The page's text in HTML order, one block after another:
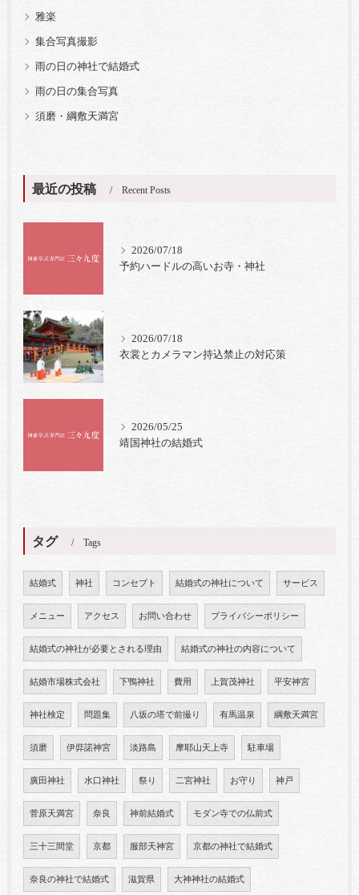
雅楽
集合写真撮影
雨の日の神社で結婚式
雨の日の集合写真
須磨・綱敷天満宮
最近の投稿 Recent Posts
2026/07/18
予約ハードルの高いお寺・神社
2026/07/18
衣裳とカメラマン持込禁止の対応策
2026/05/25
靖国神社の結婚式
タグ Tags
結婚式 神社 コンセプト 結婚式の神社について サービス
メニュー アクセス お問い合わせ プライバシーポリシー
結婚式の神社が必要とされる理由 結婚式の神社の内容について
結婚市場株式会社 下鴨神社 費用 上賀茂神社 平安神宮
神社検定 問題集 八坂の塔で前撮り 有馬温泉 綱敷天満宮
須磨 伊弉諾神宮 淡路島 摩耶山天上寺 駐車場
廣田神社 水口神社 祭り 二宮神社 お守り 神戸
菅原天満宮 奈良 神前結婚式 モダン寺での仏前式
三十三間堂 京都 服部天神宮 京都の神社で結婚式
奈良の神社で結婚式 滋賀県 大神神社の結婚式